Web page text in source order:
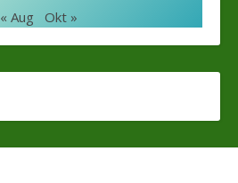
« Aug Okt »